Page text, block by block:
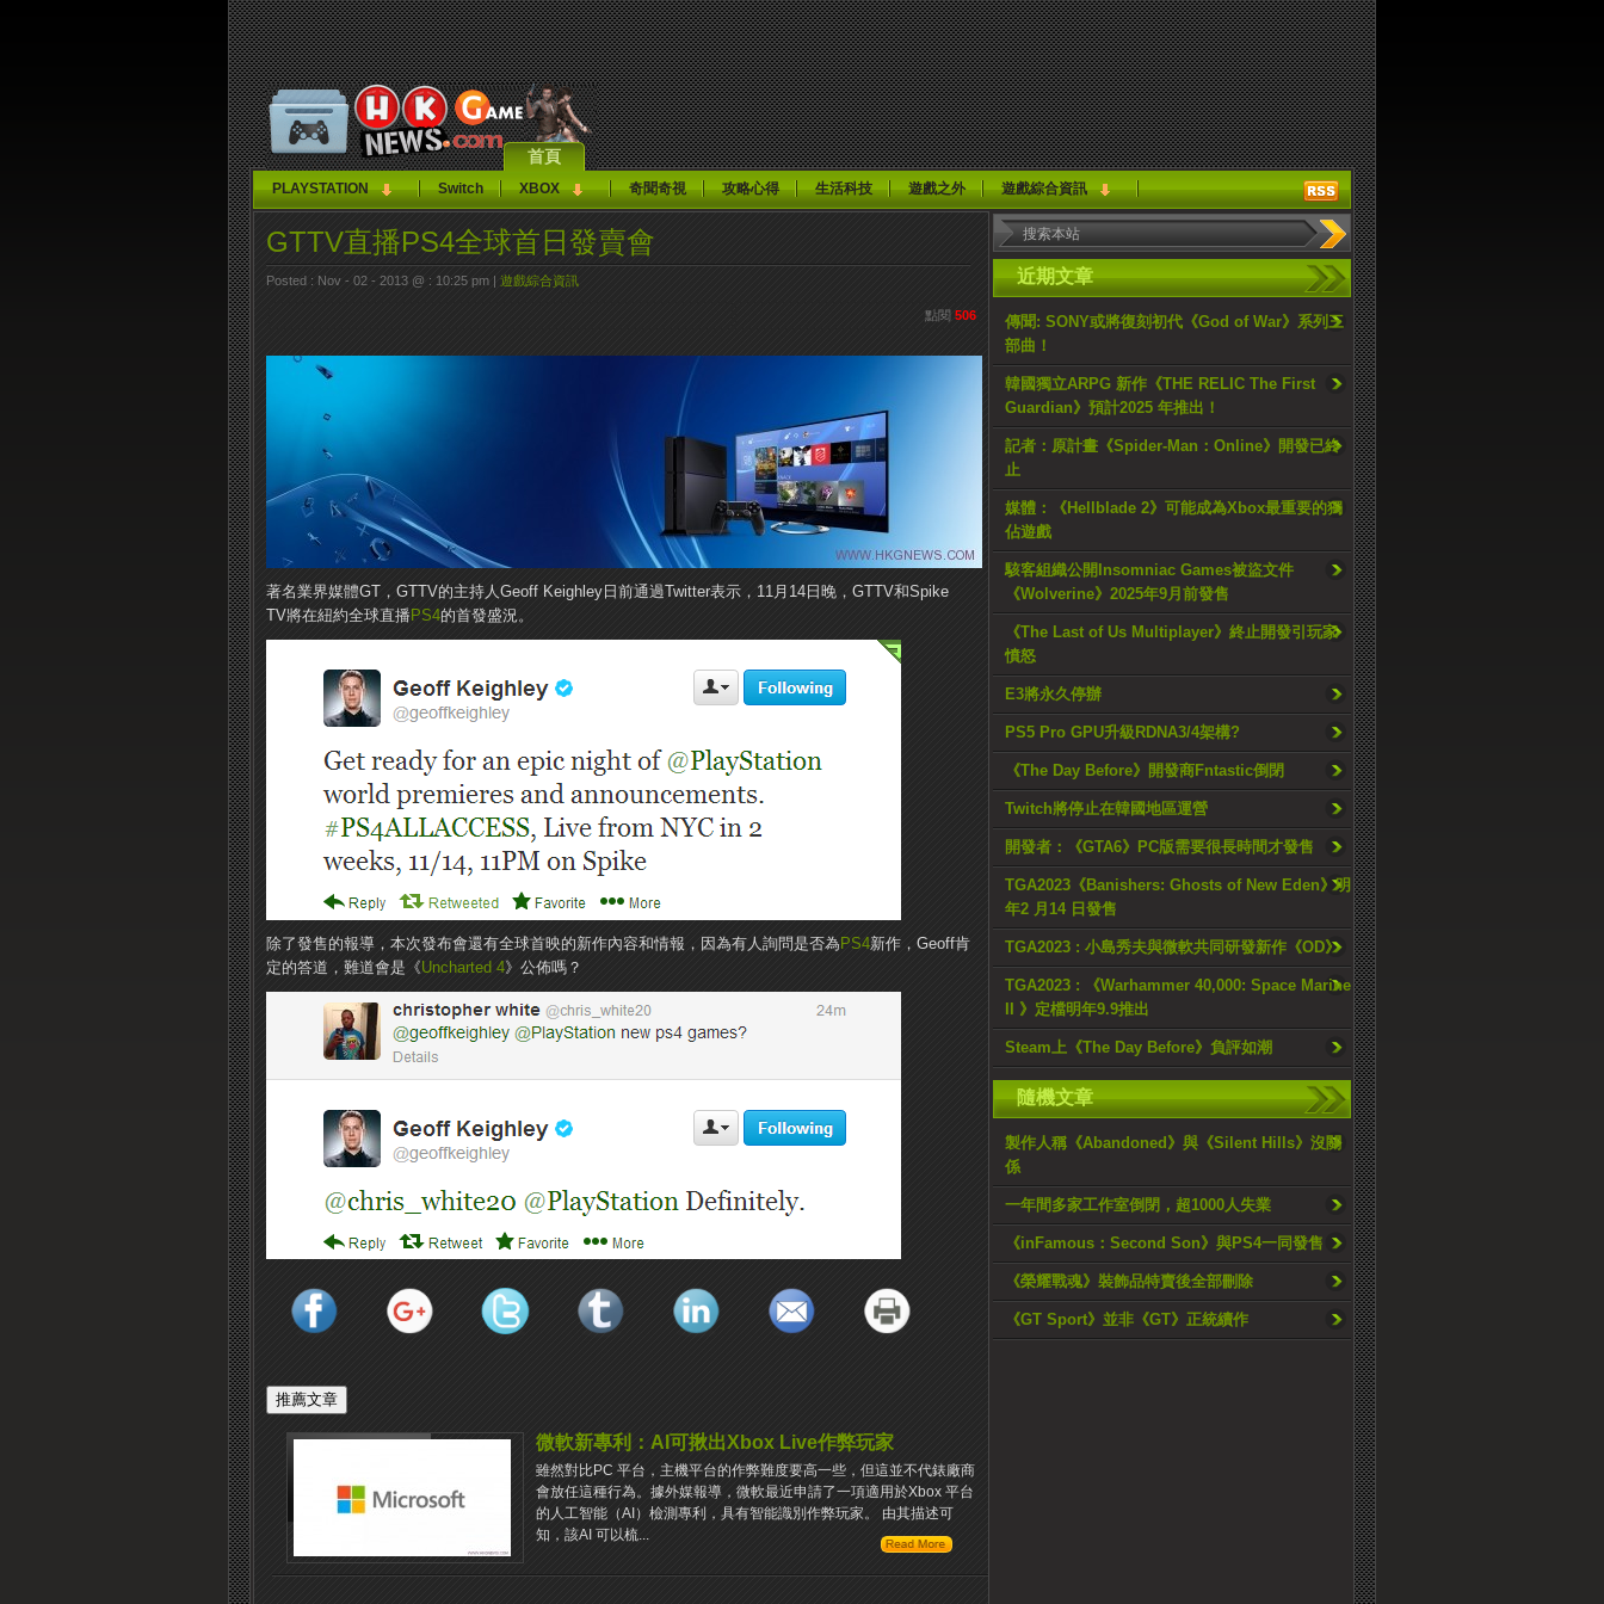
首頁
PLAYSTATION Switch XBOX 奇聞奇視 攻略心得 生活科技 遊戲之外 遊戲綜合資訊
近期文章
傳聞: SONY或將復刻初代《God of War》系列三
部曲！
韓國獨立ARPG 新作《THE RELIC The First
Guardian》預計2025 年推出！
記者：原計畫《Spider-Man：Online》開發已終
止
媒體：《Hellblade 2》可能成為Xbox最重要的獨
佔遊戲
駭客組織公開Insomniac Games被盜文件
《Wolverine》2025年9月前發售
《The Last of Us Multiplayer》終止開發引玩家
憤怒
E3將永久停辦
PS5 Pro GPU升級RDNA3/4架構?
《The Day Before》開發商Fntastic倒閉
Twitch將停止在韓國地區運營
開發者：《GTA6》PC版需要很長時間才發售
TGA2023《Banishers: Ghosts of New Eden》明
年2 月14 日發售
TGA2023 : 小島秀夫與微軟共同研發新作《OD》
TGA2023 : 《Warhammer 40,000: Space Marine
II 》定檔明年9.9推出
Steam上《The Day Before》負評如潮
隨機文章
製作人稱《Abandoned》與《Silent Hills》沒關
係
一年間多家工作室倒閉，超1000人失業
《inFamous：Second Son》與PS4一同發售
《榮耀戰魂》裝飾品特賣後全部刪除
《GT Sport》並非《GT》正統續作
GTTV直播PS4全球首日發賣會
Posted : Nov - 02 - 2013 @ : 10:25 pm | 遊戲綜合資訊
點閱 506
著名業界媒體GT，GTTV的主持人Geoff Keighley日前通過Twitter表示，11月14日晚，GTTV和Spike
TV將在紐約全球直播 PS4的首發盛況。
除了發售的報導，本次發布會還有全球首映的新作內容和情報，因為有人詢問是否為 PS4新作，Geoff肯
定的答道，難道會是《Uncharted 4》公佈嗎？
微軟新專利：AI可揪出Xbox Live作弊玩家
雖然對比PC 平台，主機平台的作弊難度要高一些，但這並不代錶廠商
會放任這種行為。據外媒報導，微軟最近申請了一項適用於Xbox 平台
的人工智能（AI）檢測專利，具有智能識別作弊玩家。 由其描述可
知，該AI 可以梳...